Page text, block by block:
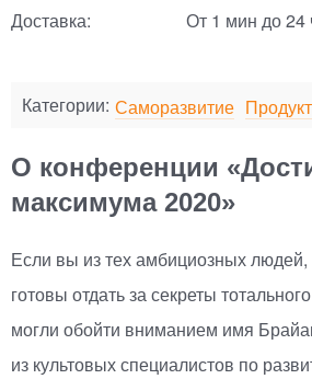
Доставка:
От 1 мин до 24
Категории: Саморазвитие
О конференции
максимума 2020»
Если вы из тех амбициозных
готовы отдать за секреты
могли обойти вниманием имя
из культовых специалистов по